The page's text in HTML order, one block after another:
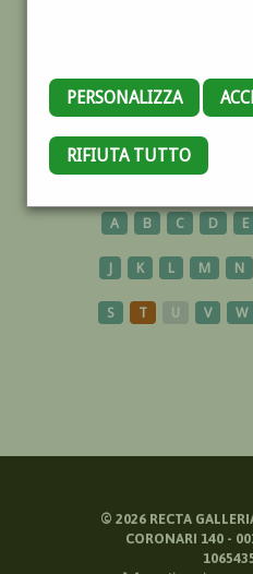
PERSONALIZZA
RIFIUTA TUTTO
GIUDECCA
A B C D E
J K L M N
S T U V W
© 2026RECTA
CORONARI 140 -